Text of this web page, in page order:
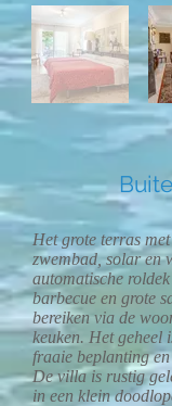
Het grote terras
zwembad, solar en
automatische
barbecue en grote
bereiken via de
keuken. Het geheel
fraaie beplanting
De villa is rustig
in een klein